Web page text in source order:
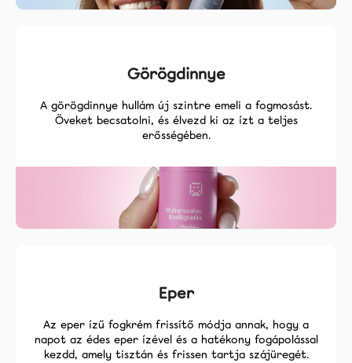
Görögdinnye
A görögdinnye hullám új szintre emeli a fogmosást.
Öveket becsatolni, és élvezd ki az ízt a teljes
erősségében.
Eper
Az eper ízű fogkrém frissítő módja annak, hogy a
napot az édes eper ízével és a hatékony fogápolással
kezdd, amely tisztán és frissen tartja szájüregét.